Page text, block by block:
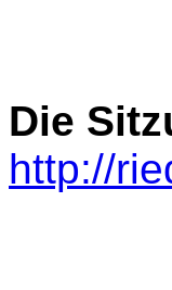
Die
http://